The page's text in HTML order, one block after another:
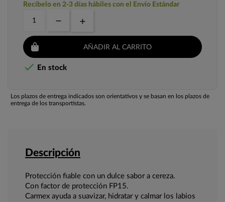
Recíbelo en 2-3 días hábiles con el Envío Estándar
AÑADIR AL CARRITO
 En stock
Los plazos de entrega indicados son orientativos y se basan en los plazos de
entrega de los transportistas.
Descripción
Protección fiable con un dulce sabor a cereza.
Con factor de protección FP15.
Carmex ayuda a suavizar, hidratar y calmar los labios